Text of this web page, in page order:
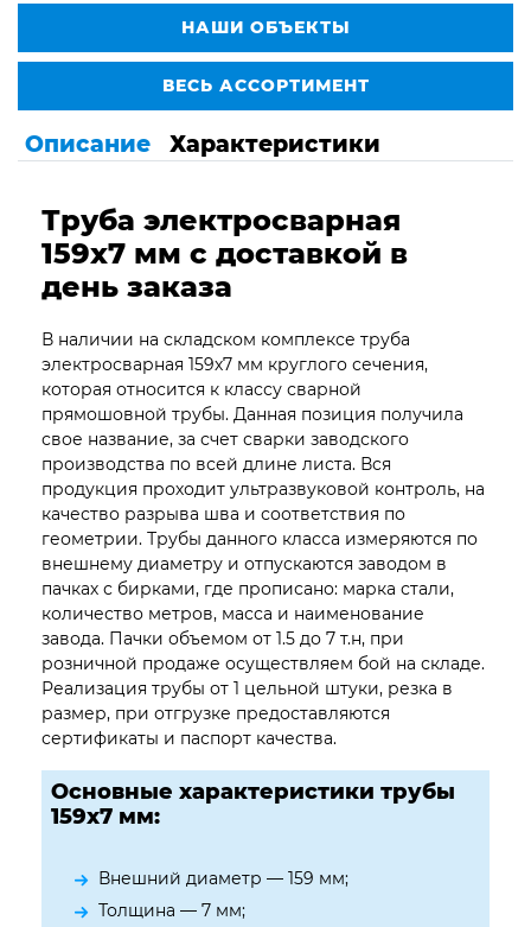
НАШИ ОБЪЕКТЫ
ВЕСЬ АССОРТИМЕНТ
Описание Характеристики
Труба электросварная
159х7 мм с доставкой в
день заказа
В наличии на складском комплексе труба
электросварная 159х7 мм круглого сечения,
которая относится к классу сварной
прямошовной трубы. Данная позиция получила
свое название, за счет сварки заводского
производства по всей длине листа. Вся
продукция проходит ультразвуковой контроль, на
качество разрыва шва и соответствия по
геометрии. Трубы данного класса измеряются по
внешнему диаметру и отпускаются заводом в
пачках с бирками, где прописано: марка стали,
количество метров, масса и наименование
завода. Пачки объемом от 1.5 до 7 т.н, при
розничной продаже осуществляем бой на складе.
Реализация трубы от 1 цельной штуки, резка в
размер, при отгрузке предоставляются
сертификаты и паспорт качества.
Основные характеристики трубы
159х7 мм:
Внешний диаметр — 159 мм;
Толщина — 7 мм;